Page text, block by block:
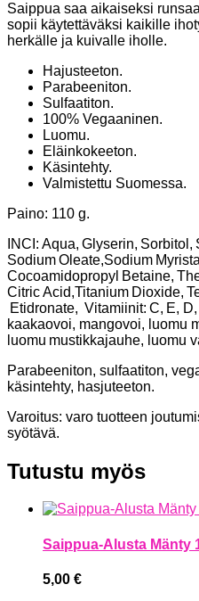
Saippua saa aikaiseksi
sopii käytettäväksi kaikille
herkälle ja kuivalle iholle.
Hajusteeton.
Parabeeniton.
Sulfaatiton.
100% Vegaaninen.
Luomu.
Eläinkokeeton.
Käsintehty.
Valmistettu Suomessa.
Paino: 110 g.
INCI: Aqua, Glyserin,
Sodium Oleate,Sodium
Cocoamidopropyl Betaine,
Citric Acid,Titanium Dioxide,
Etidronate, Vitamiinit: C, E,
kaakaovoi, mangovoi, luomu
luomu mustikkajauhe, luomu
Parabeeniton, sulfaatiton,
käsintehty, hasjuteeton.
Varoitus: varo tuotteen
syötävä.
Tutustu myös
Saippua-Alusta Mänty
5,00 €